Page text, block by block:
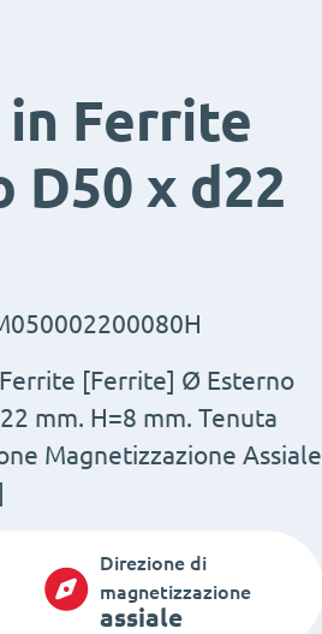
Ferrite
D50 x d22
[Ferrite] Ø Esterno
mm. H=8 mm. Tenuta
Magnetizzazione Assiale
Direzione di
magnetizzazione
assiale